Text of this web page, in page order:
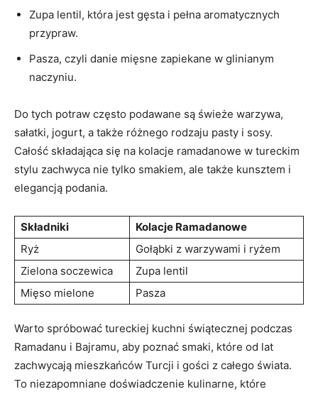
Zupa lentil, która jest gęsta i pełna aromatycznych
przypraw.
Pasza, czyli danie mięsne zapiekane w glinianym
naczyniu.
Do ‍tych​ potraw często ‍podawane są świeże​ warzywa,
sałatki, jogurt, a także różnego ⁢rodzaju pasty i sosy.
‌Całość składająca się na‌ kolacje ramadanowe w ⁣tureckim
stylu‌ zachwyca nie tylko smakiem, ‌ale także kunsztem i
‍elegancją ​podania.
Składniki
Kolacje Ramadanowe
Ryż
Gołąbki ⁤z warzywami i ryżem
Zielona​ soczewica
Zupa lentil
Mięso mielone
Pasza
Warto spróbować ‍tureckiej kuchni świątecznej podczas⁤
Ramadanu i Bajramu, aby poznać smaki, które od‌ lat
zachwycają mieszkańców Turcji i ‌gości‍ z całego świata.
To⁤ niezapomniane doświadczenie kulinarne, które